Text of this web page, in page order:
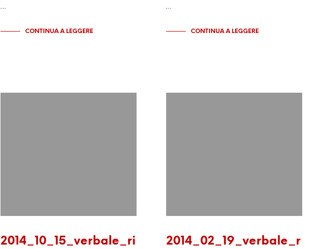
…
CONTINUA A LEGGERE
…
CONTINUA A LEGGERE
2014_10_15_verbale_ri
2014_02_19_verbale_r